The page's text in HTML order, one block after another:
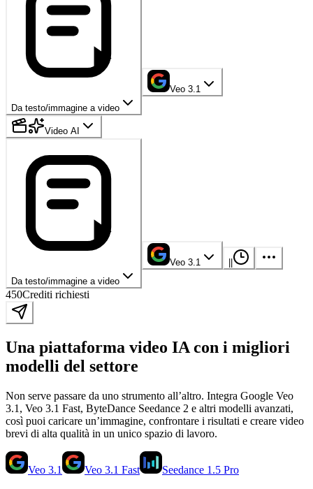
Da testo/immagine a video
Veo 3.1
Video AI
Da testo/immagine a video
Veo 3.1
450Crediti richiesti
Una piattaforma video IA con i migliori
modelli del settore
Non serve passare da uno strumento all’altro. Integra Google Veo
3.1, Veo 3.1 Fast, ByteDance Seedance 2 e altri modelli avanzati,
così puoi caricare un’immagine, confrontare i risultati e creare video
brevi di alta qualità in un unico spazio di lavoro.
Veo 3.1 Veo 3.1 Fast Seedance 1.5 Pro